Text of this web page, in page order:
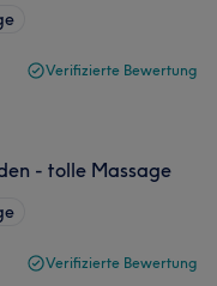
Verifizierte Bewertung
- tolle Massage
Verifizierte Bewertung